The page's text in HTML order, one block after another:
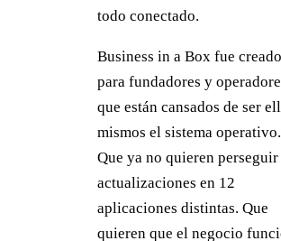
todo conectado.
Business in a Box fue creado
para fundadores y
que están cansados de ser
mismos el sistema operativo.
Que ya no quieren perseguir
actualizaciones en 12
aplicaciones distintas. Que
quieren que el negocio